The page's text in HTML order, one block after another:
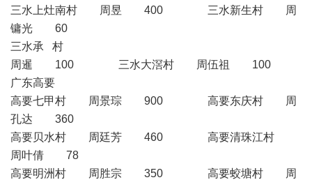
三水上灶南村 周昱 400 三水新生村 周
镛光 60
三水承 村
周暹 100 三水大滘村 周伍祖 100
广东高要
高要七甲村 周景琮 900 高要东庆村 周
孔达 360
高要贝水村 周廷芳 460 高要清珠江村
周叶倩 78
高要明洲村 周胜宗 350 高要蛟塘村 周